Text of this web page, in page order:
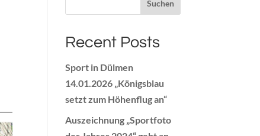
Recent Posts
Sport in Dülmen
14.01.2026 „Königsblau
setzt zum Höhenflug an“
Auszeichnung „Sportfoto